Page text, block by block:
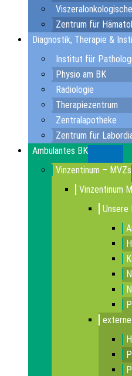
Zentrum für
Diagnostik, Therapie &
Institut für
Physio am BK
Radiologie
Therapiezentrum
Zentralapotheke
Zentrum für
Ambulantes BK
Vinzentinum – MVZs
Vinzentinum
Unsere